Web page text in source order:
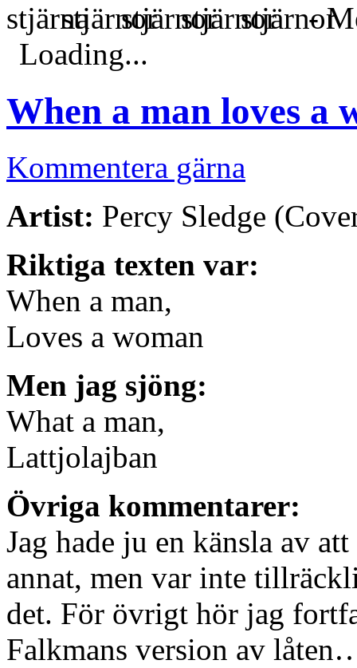
-
Loading...
When a man loves a
Kommentera gärna
Artist: Percy Sledge
Riktiga texten var:
When a man,
Loves a woman
Men jag sjöng:
What a man,
Lattjolajban
Övriga kommentarer:
Jag hade ju en känsla av
annat, men var inte
det. För övrigt hör jag
Falkmans version av